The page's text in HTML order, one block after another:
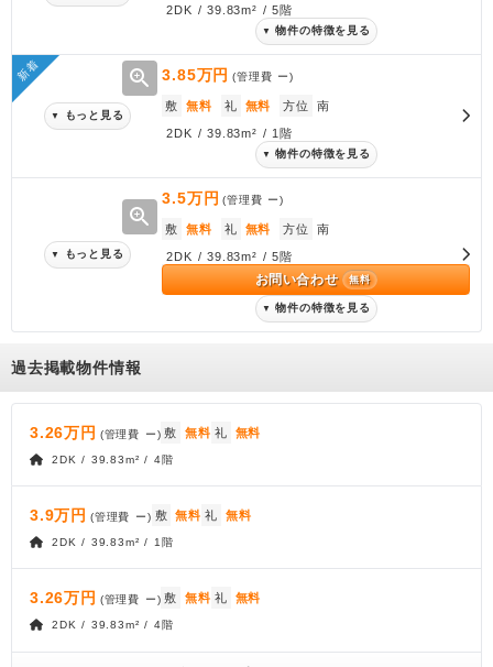
2DK / 39.83m² / 5階
▼ 物件の特徴を見る
新着 zoom_in
▼ もっと見る
3.85万円 (管理費 ー)
敷 無料 礼 無料 方位 南
2DK / 39.83m² / 1階
▼ 物件の特徴を見る
zoom_in
▼ もっと見る
3.5万円 (管理費 ー)
敷 無料 礼 無料 方位 南
2DK / 39.83m² / 5階
お問い合わせ 無料
▼ 物件の特徴を見る
過去掲載物件情報
3.26万円 (管理費 ー) 敷 無料 礼 無料
2DK / 39.83m² / 4階
3.9万円 (管理費 ー) 敷 無料 礼 無料
2DK / 39.83m² / 1階
3.26万円 (管理費 ー) 敷 無料 礼 無料
2DK / 39.83m² / 4階